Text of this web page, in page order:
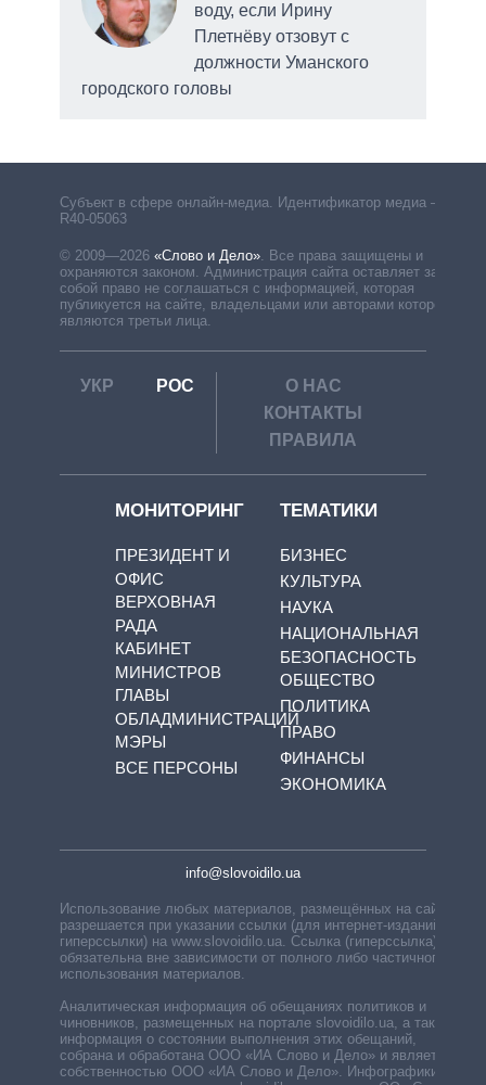
воду, если Ирину
Плетнёву отзовут с
должности Уманского
городского головы
Субъект в сфере онлайн-медиа. Идентификатор медиа –
R40-05063
© 2009—2026 «Слово и Дело». Все права защищены и
охраняются законом. Администрация сайта оставляет за
собой право не соглашаться с информацией, которая
публикуется на сайте, владельцами или авторами которой
являются третьи лица.
УКР РОС
О НАС
КОНТАКТЫ
ПРАВИЛА
МОНИТОРИНГ
ПРЕЗИДЕНТ И
ОФИС
ВЕРХОВНАЯ
РАДА
КАБИНЕТ
МИНИСТРОВ
ГЛАВЫ
ОБЛАДМИНИСТРАЦИЙ
МЭРЫ
ВСЕ ПЕРСОНЫ
ТЕМАТИКИ
БИЗНЕС
КУЛЬТУРА
НАУКА
НАЦИОНАЛЬНАЯ
БЕЗОПАСНОСТЬ
ОБЩЕСТВО
ПОЛИТИКА
ПРАВО
ФИНАНСЫ
ЭКОНОМИКА
info@slovoidilo.ua
Использование любых материалов, размещённых на сайте,
разрешается при указании ссылки (для интернет-изданий —
гиперссылки) на www.slovoidilo.ua. Ссылка (гиперссылка)
обязательна вне зависимости от полного либо частичного
использования материалов.
Аналитическая информация об обещаниях политиков и
чиновников, размещенных на портале slovoidilo.ua, а также
информация о состоянии выполнения этих обещаний,
собрана и обработана ООО «ИА Слово и Дело» и является
собственностью ООО «ИА Слово и Дело». Инфографики,